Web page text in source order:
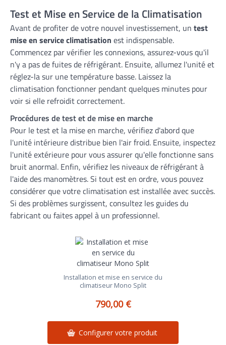
Test et Mise en Service de la Climatisation
Avant de profiter de votre nouvel investissement, un test
mise en service climatisation est indispensable.
Commencez par vérifier les connexions, assurez-vous qu'il
n'y a pas de fuites de réfrigérant. Ensuite, allumez l'unité et
réglez-la sur une température basse. Laissez la
climatisation fonctionner pendant quelques minutes pour
voir si elle refroidit correctement.
Procédures de test et de mise en marche
Pour le test et la mise en marche, vérifiez d'abord que
l'unité intérieure distribue bien l'air froid. Ensuite, inspectez
l'unité extérieure pour vous assurer qu'elle fonctionne sans
bruit anormal. Enfin, vérifiez les niveaux de réfrigérant à
l'aide des manomètres. Si tout est en ordre, vous pouvez
considérer que votre climatisation est installée avec succès.
Si des problèmes surgissent, consultez les guides du
fabricant ou faites appel à un professionnel.
Installation et mise en service du
climatiseur Mono Split
790,00 €
Configurer votre produit